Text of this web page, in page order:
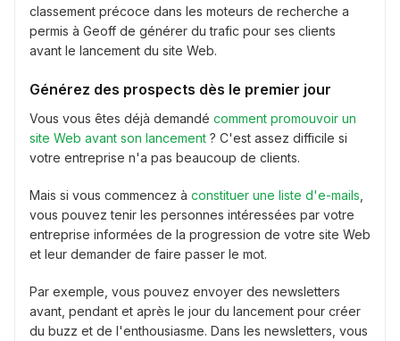
classement précoce dans les moteurs de recherche a
permis à Geoff de générer du trafic pour ses clients
avant le lancement du site Web.
Générez des prospects dès le premier jour
Vous vous êtes déjà demandé comment promouvoir un
site Web avant son lancement ? C'est assez difficile si
votre entreprise n'a pas beaucoup de clients.
Mais si vous commencez à constituer une liste d'e-mails
vous pouvez tenir les personnes intéressées par votre
entreprise informées de la progression de votre site Web
et leur demander de faire passer le mot.
Par exemple, vous pouvez envoyer des newsletters
avant, pendant et après le jour du lancement pour créer
du buzz et de l'enthousiasme. Dans les newsletters, vous